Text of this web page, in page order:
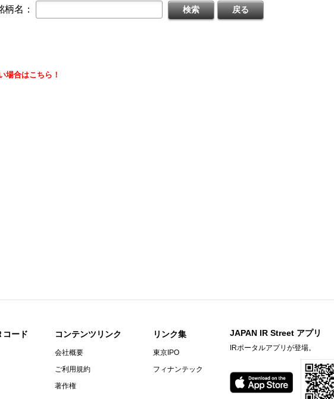
今すぐ登録
年３月期 第１四半期決算短信〔日本基準〕(連結)
今すぐ登録
12月期第２四半期（中間期）決算短信〔日本基準〕（連結）
事項の経過）株式会社マックビーヒル就労支援機構の株式取得に関するお知らせ
ルディングス(268A)
12月期第２四半期（中間期）決算短信〔ＩＦＲＳ〕(連結)
12月期第2四半期決算説明資料
掲載開始日：5/21
梅の花グループ（7604：スタンダード）
柄名：
場合はこちら！
コード コンテンツリンク
会社概要
ご利用規約
著作権
リンク集
東京IPO
フィナンテック
JAPAN IR Street アプリ
IRポータルアプリが登場。